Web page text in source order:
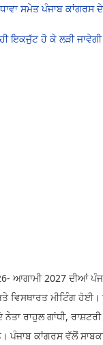
ਸਮੇਤ ਪੰਜਾਬ
ਇਕਜੁੱਟ ਹੋ ਕੇ ਲੜੀ
ਆਗਾਮੀ 2027 ਦੀਆਂ
ਮੀਟਿੰਗ ਹੋਈ।
ਨੇਤਾ ਰਾਹੁਲ ਗਾਂਧੀ,
ਕਾਂਗਰਸ ਵੱਲੋਂ